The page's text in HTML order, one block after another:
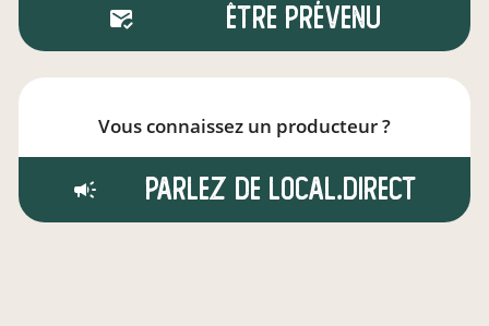
Être prévenu
Vous connaissez un producteur ?
Parlez de local.direct